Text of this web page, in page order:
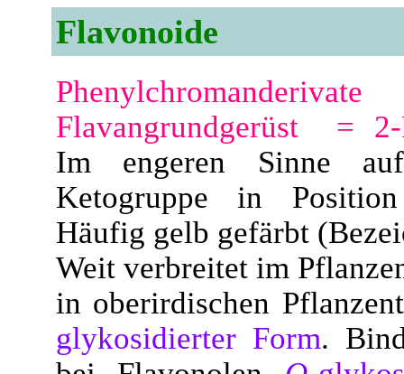
Flavonoide
Phenylchromanderivate
Flavangrundgerüst = 2-
Im engeren Sinne
Ketogruppe in
Häufig gelb gefärbt
Weit verbreitet im
in oberirdischen
glykosidierter Form.